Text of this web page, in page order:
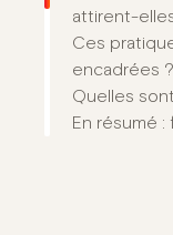
attirent-
Ces
encadrées ?
Quelles
En résumé